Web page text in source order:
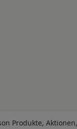
Produkte,